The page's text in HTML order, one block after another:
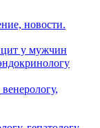
новости.
у мужчин